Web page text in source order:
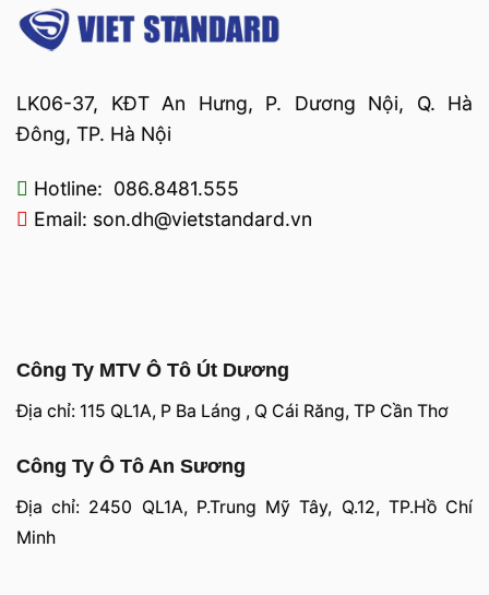
LK06-37, KĐT An Hưng, P. Dương Nội, Q. Hà
Đông, TP. Hà Nội
Hotline: 086.8481.555
Email: son.dh@vietstandard.vn
Công Ty MTV Ô Tô Út Dương
Địa chỉ: 115 QL1A, P Ba Láng , Q Cái Răng, TP Cần Thơ
Công Ty Ô Tô An Sương
Địa chỉ: 2450 QL1A, P.Trung Mỹ Tây, Q.12, TP.Hồ Chí
Minh